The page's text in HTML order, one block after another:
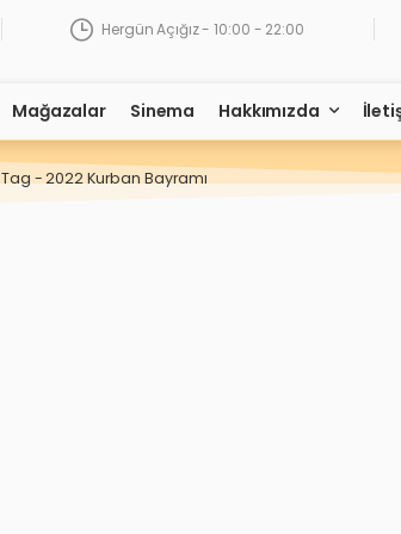
Hergün Açığız - 10:00 - 22:00
Mağazalar Sinema Hakkımızda
Tag - 2022 Kurban Bayramı